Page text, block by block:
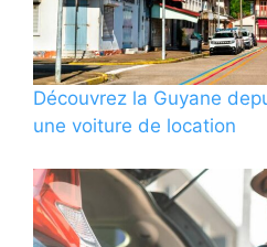
Découvrez la Guyane
une voiture de location